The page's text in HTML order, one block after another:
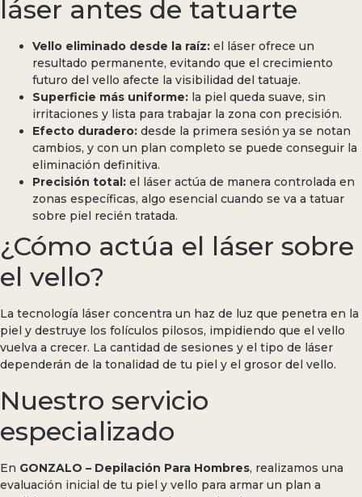
láser antes de tatuarte
Vello eliminado desde la raíz: el láser ofrece un
resultado permanente, evitando que el crecimiento
futuro del vello afecte la visibilidad del tatuaje.
Superficie más uniforme: la piel queda suave, sin
irritaciones y lista para trabajar la zona con precisión.
Efecto duradero: desde la primera sesión ya se notan
cambios, y con un plan completo se puede conseguir la
eliminación definitiva.
Precisión total: el láser actúa de manera controlada en
zonas específicas, algo esencial cuando se va a tatuar
sobre piel recién tratada.
¿Cómo actúa el láser sobre
el vello?
La tecnología láser concentra un haz de luz que penetra en la
piel y destruye los folículos pilosos, impidiendo que el vello
vuelva a crecer. La cantidad de sesiones y el tipo de láser
dependerán de la tonalidad de tu piel y el grosor del vello.
Nuestro servicio
especializado
En GONZALO – Depilación Para Hombres, realizamos una
evaluación inicial de tu piel y vello para armar un plan a